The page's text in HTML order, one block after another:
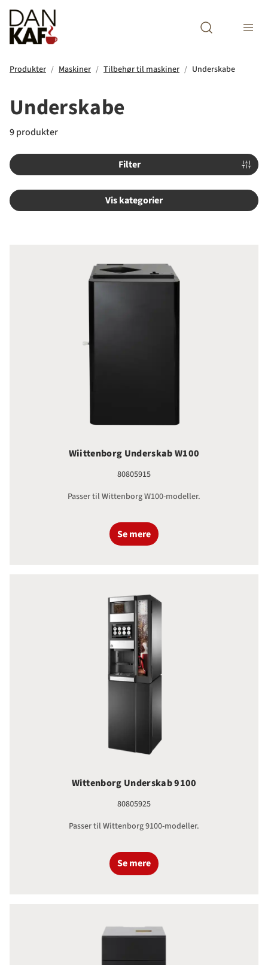
Produkter Maskiner Tilbehør til maskiner Underskabe
Underskabe
9 produkter
Filter
Vis kategorier
Wiittenborg Underskab W100
80805915
Passer til Wittenborg W100-modeller.
Se mere
Wittenborg Underskab 9100
80805925
Passer til Wittenborg 9100-modeller.
Se mere